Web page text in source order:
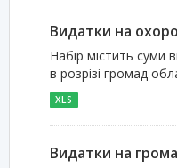
Видатки на
Набір містить суми
в розрізі громад
XLS
Видатки на